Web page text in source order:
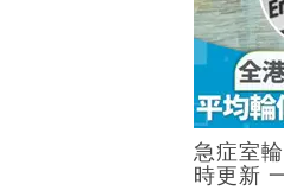
急症室
時更新